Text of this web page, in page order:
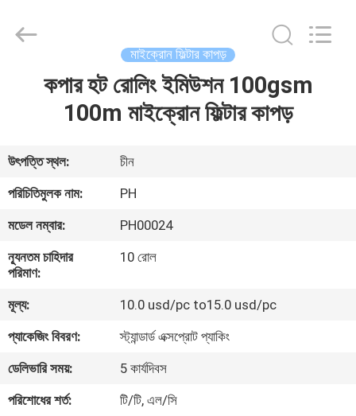
আমাদের
সম্পর্কে
কারখানা
ভ্রমণ
মান
নিয়ন্ত্রণ
Technology
মাইক্রোন ফিল্টার কাপড়
কপার হট রোলিং ইমিউশন 100gsm
100m মাইক্রোন ফিল্টার কাপড়
উৎপত্তি স্থল:
চীন
পরিচিতিমুলক নাম:
PH
মডেল নম্বার:
PH00024
ন্যূনতম চাহিদার
পরিমাণ:
10 রোল
মূল্য:
10.0 usd/pc to15.0 usd/pc
প্যাকেজিং বিবরণ:
স্ট্যান্ডার্ড এক্সপ্রোট প্যাকিং
ডেলিভারি সময়:
5 কার্যদিবস
পরিশোধের শর্ত:
টি/টি, এল/সি